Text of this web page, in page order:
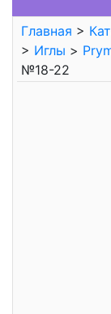
Главная >
> Иглы >
№18-22